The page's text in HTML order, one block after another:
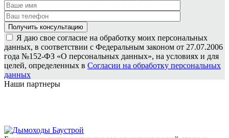
Я даю свое согласие на обработку моих персональных
данных, в соответствии с Федеральным законом от 27.07.2006
года №152-ФЗ «О персональных данных», на условиях и для
целей, определенных в Согласии на обработку персональных
данных
Наши партнеры